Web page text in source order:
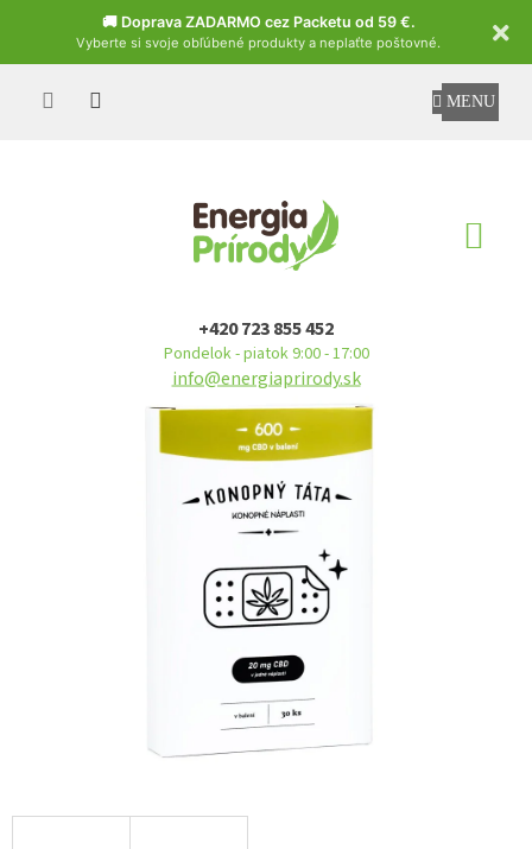
🚚 Doprava ZADARMO cez Packetu od 59 €.
Vyberte si svoje obľúbené produkty a neplaťte poštovné.
Czech
+420 723 855 452
Pondelok - piatok 9:00 - 17:00
info@energiaprirody.sk